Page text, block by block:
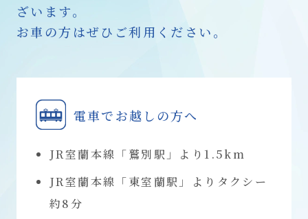
ざいます。
お車の方はぜひご利用ください。
電車でお越しの方へ
JR室蘭本線「鷲別駅」より1.5km
JR室蘭本線「東室蘭駅」よりタクシー
約8分